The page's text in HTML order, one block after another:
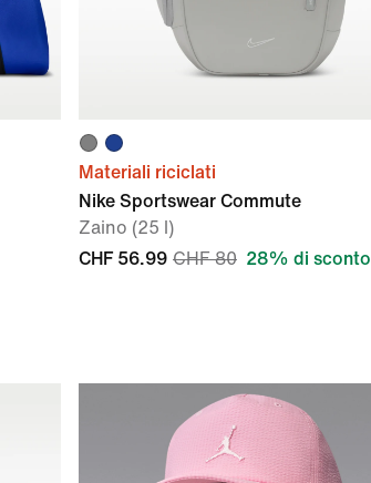
Materiali riciclati
Nike Sportswear Commute
Zaino (25 l)
CHF 56.99 CHF 80 28% di sconto